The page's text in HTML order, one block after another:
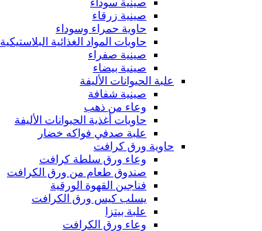
صينية سوداء
صينية زرقاء
حاوية حمراء وسوداء
حاويات المواد الغذائية البلاستيكية
صينية صفراء
صينية بيضاء
علبة الحيوانات الأليفة
صينية شفافة
وعاء من ذهب
حاويات أغذية الحيوانات الأليفة
علبة صدفي فواكه خضار
حاوية ورق كرافت
وعاء ورق سلطة كرافت
صندوق طعام من ورق الكرافت
فناجين القهوة الورقية
يسلب كيس ورق الكرافت
علبة بيتزا
وعاء ورق الكرافت